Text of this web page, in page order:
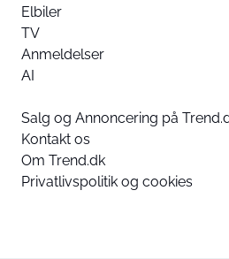
Elbiler
TV
Anmeldelser
AI
Salg og Annoncering på
Kontakt os
Om Trend.dk
Privatlivspolitik og cookies